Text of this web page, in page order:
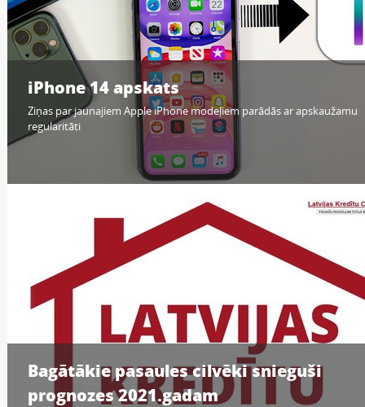
iPhone 14 apskats
Ziņas par jaunajiem Apple iPhone modeļiem parādās ar apskaužamu
regularitāti
Bagātākie pasaules cilvēki snieguši
prognozes 2021.gadam